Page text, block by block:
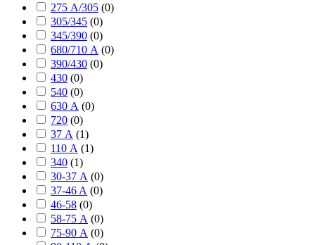
275 А/305 (0)
305/345 (0)
345/390 (0)
680/710 А (0)
390/430 (0)
430 (0)
540 (0)
630 А (0)
720 (0)
37 А (1)
110 А (1)
340 (1)
30-37 А (0)
37-46 A (0)
46-58 (0)
58-75 А (0)
75-90 А (0)